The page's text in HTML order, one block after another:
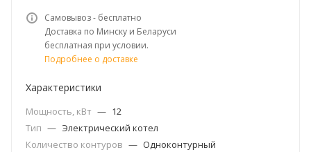
Самовывоз - бесплатно
Доставка по Минску и Беларуси
бесплатная при условии.
Подробнее о доставке
Характеристики
Мощность, кВт — 12
Тип — Электрический котел
Количество контуров — Одноконтурный